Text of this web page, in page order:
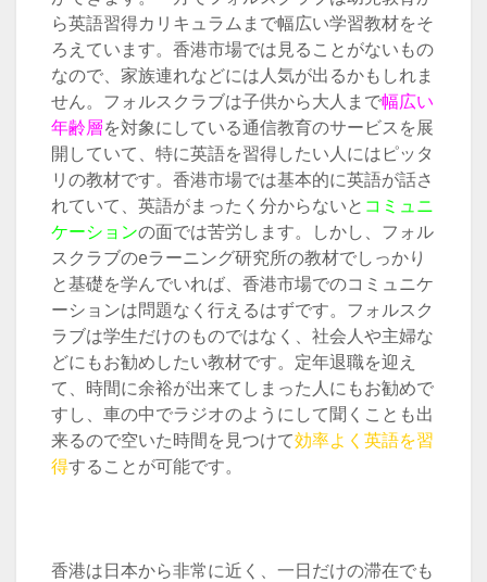
ら英語習得カリキュラムまで幅広い学習教材をそ
ろえています。香港市場では見ることがないもの
なので、家族連れなどには人気が出るかもしれま
せん。フォルスクラブは子供から大人まで幅広い
年齢層を対象にしている通信教育のサービスを展
開していて、特に英語を習得したい人にはピッタ
リの教材です。香港市場では基本的に英語が話さ
れていて、英語がまったく分からないと コミュニ
ケーションの面では苦労します。しかし、フォル
スクラブのeラーニング研究所の教材でしっかり
と基礎を学んでいれば、香港市場でのコミュニケ
ーションは問題なく行えるはずです。フォルスク
ラブは学生だけのものではなく、社会人や主婦な
どにもお勧めしたい教材です。定年退職を迎え
て、時間に余裕が出来てしまった人にもお勧めで
すし、車の中でラジオのようにして聞くことも出
来るので空いた時間を見つけて効率よく英語を習
得することが可能です。